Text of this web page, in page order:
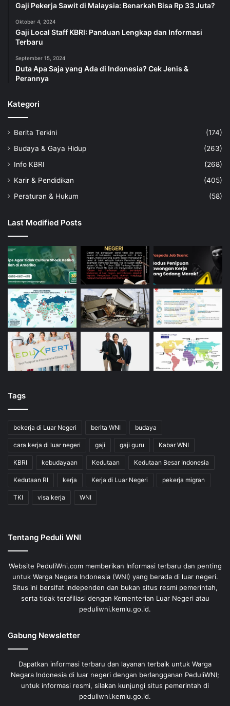
Gaji Pekerja Sawit di Malaysia: Benarkah Bisa Rp 33 Juta?
Oktober 4, 2024
Gaji Local Staff KBRI: Panduan Lengkap dan Informasi
Terbaru
September 15, 2024
Duta Apa Saja yang Ada di Indonesia? Cek Jenis &
Perannya
Kategori
Berita Terkini
(174)
Budaya & Gaya Hidup
(263)
Info KBRI
(268)
Karir & Pendidikan
(405)
Peraturan & Hukum
(58)
Last Modified Posts
Tags
bekerja di Luar Negeri berita WNI budaya
cara kerja di luar negeri gaji gaji guru Kabar WNI
KBRI kebudayaan Kedutaan Kedutaan Besar Indonesia
Kedutaan RI kerja Kerja di Luar Negeri pekerja migran
TKI visa kerja WNI
Tentang Peduli WNI
Website PeduliWni.com memberikan Informasi terbaru dan penting
untuk Warga Negara Indonesia (WNI) yang berada di luar negeri.
Situs ini bersifat independen dan bukan situs resmi pemerintah,
serta tidak terafiliasi dengan Kementerian Luar Negeri atau
peduliwni.kemlu.go.id.
Gabung Newsletter
Dapatkan informasi terbaru dan layanan terbaik untuk Warga
Negara Indonesia di luar negeri dengan berlangganan PeduliWNI;
untuk informasi resmi, silakan kunjungi situs pemerintah di
peduliwni.kemlu.go.id.